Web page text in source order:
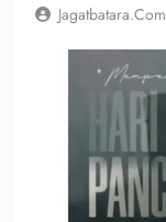
Jagatbatara.com